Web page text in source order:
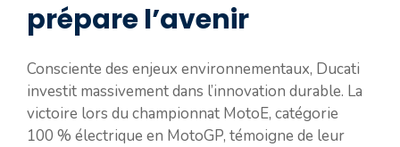
prépare l’avenir
Consciente des enjeux environnementaux, Ducati
investit massivement dans l’innovation durable. La
victoire lors du championnat MotoE, catégorie
100 % électrique en MotoGP, témoigne de leur